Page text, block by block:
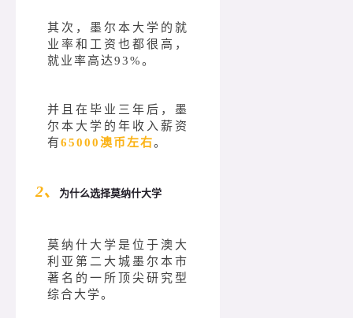
其次，墨尔本大学的就
业率和工资也都很高，
就业率高达93%。
并且在毕业三年后，墨
尔本大学的年收入薪资
有65000澳币左右。
2、 为什么选择莫纳什大学
莫纳什大学是位于澳大
利亚第二大城墨尔本市
著名的一所顶尖研究型
综合大学。